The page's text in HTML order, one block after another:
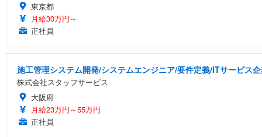
東京都
月給30万円～
正社員
施工管理システム開発/システムエンジニア/要件定義/ITサービス
株式会社スタッフサービス
大阪府
月給23万円～55万円
正社員